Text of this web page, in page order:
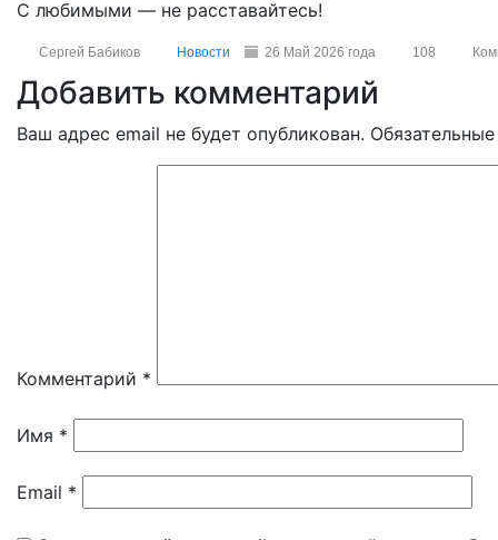
С любимыми — не расставайтесь!
Сергей Бабиков Новости 26 Май 2026 года 108
Добавить комментарий
Ваш адрес email не будет опубликован.
Комментарий *
Имя *
Email *